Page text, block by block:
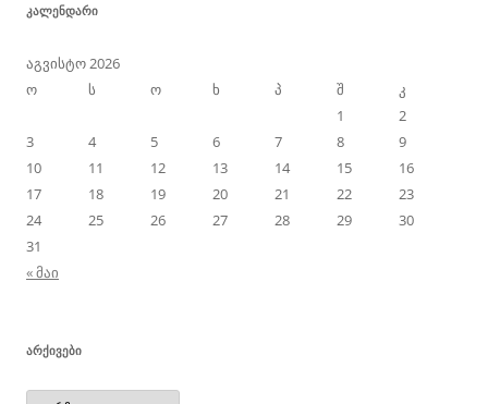
ᲙᲐᲚᲔᲜᲓᲐᲠᲘ
აგვისტო 2026
ო
ს ო ხ პ შ
კ
1
2
3
4 5 6 7 8
9
10
11 12 13 14 15
16
17
18 19 20 21 22
23
24
25 26 27 28 29
30
31
« მაი
ᲐᲠᲥᲘᲕᲔᲑᲘ
არქივები